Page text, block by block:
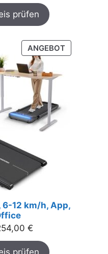
prüfen
ANGEBOTPRODUKT
IM
12 km/h, App,
€Aktueller
Preis
prüfen